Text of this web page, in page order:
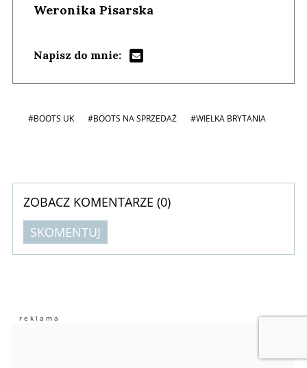
Weronika Pisarska
Napisz do mnie:
#BOOTS UK #BOOTS NA SPRZEDAŻ #WIELKA BRYTANIA
ZOBACZ KOMENTARZE (0)
SKOMENTUJ
Imię (Wymagane)